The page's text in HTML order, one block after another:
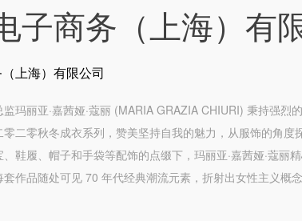
子商务（上海）有
上海）有限公司
玛丽亚·嘉茜娅·蔻丽 (MARIA GRAZIA CHIURI) 秉持强烈
零二零秋冬成衣系列，赞美坚持自我的魅力，从服饰的角度
鞋履、帽子和手袋等配饰的点缀下，玛丽亚·嘉茜娅·蔻丽
作品随处可见 70 年代经典潮流元素，折射出女性主义概